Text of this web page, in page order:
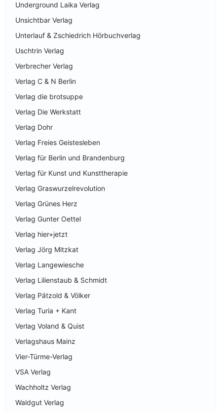
Underground Laika Verlag
Unsichtbar Verlag
Unterlauf & Zschiedrich Hörbuchverlag
Uschtrin Verlag
Verbrecher Verlag
Verlag C & N Berlin
Verlag die brotsuppe
Verlag Die Werkstatt
Verlag Dohr
Verlag Freies Geistesleben
Verlag für Berlin und Brandenburg
Verlag für Kunst und Kunsttherapie
Verlag Graswurzelrevolution
Verlag Grünes Herz
Verlag Gunter Oettel
Verlag hier+jetzt
Verlag Jörg Mitzkat
Verlag Langewiesche
Verlag Lilienstaub & Schmidt
Verlag Pätzold & Völker
Verlag Turia + Kant
Verlag Voland & Quist
Verlagshaus Mainz
Vier-Türme-Verlag
VSA Verlag
Wachholtz Verlag
Waldgut Verlag